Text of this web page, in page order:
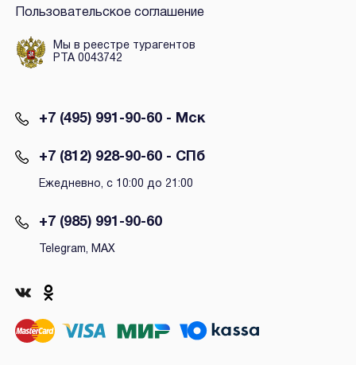
Пользовательское соглашение
Мы в реестре турагентов
РТА 0043742
+7 (495) 991-90-60 - Мск
+7 (812) 928-90-60 - СПб
Ежедневно, с 10:00 до 21:00
+7 (985) 991-90-60
Telegram, MAX